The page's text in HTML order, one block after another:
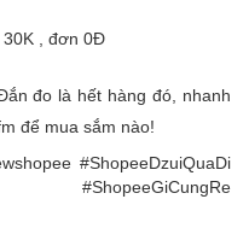
30K , đơn 0Đ
đo là hết hàng đó, nhanh
để mua sắm nào!
#ShopeeDzuiQuaDi